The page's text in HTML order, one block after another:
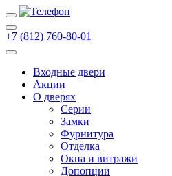
+7 (812) 760-80-01
Входные двери
Акции
О дверях
Cерии
Замки
Фурнитура
Отделка
Окна и витражи
Допопции